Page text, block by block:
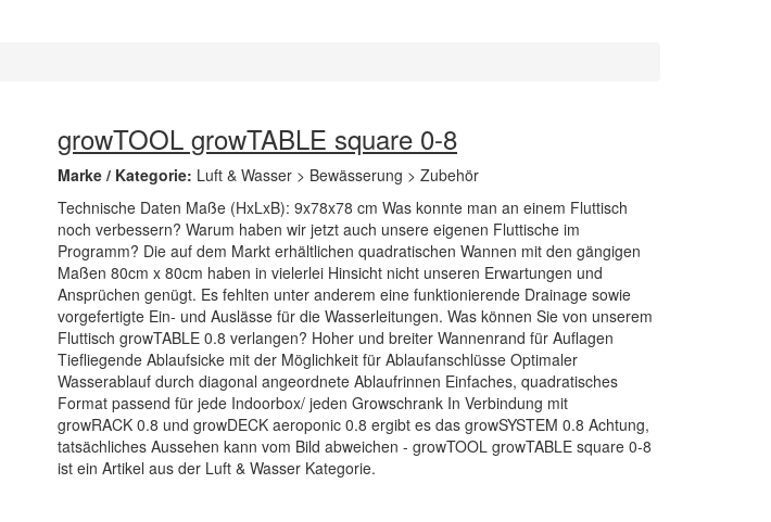
growTOOL growTABLE square 0-8
Marke / Kategorie: Luft & Wasser > Bewässerung > Zubehör
Technische Daten Maße (HxLxB): 9x78x78 cm Was konnte man an einem Fluttisch
noch verbessern? Warum haben wir jetzt auch unsere eigenen Fluttische im
Programm? Die auf dem Markt erhältlichen quadratischen Wannen mit den gängigen
Maßen 80cm x 80cm haben in vielerlei Hinsicht nicht unseren Erwartungen und
Ansprüchen genügt. Es fehlten unter anderem eine funktionierende Drainage sowie
vorgefertigte Ein- und Auslässe für die Wasserleitungen. Was können Sie von unserem
Fluttisch growTABLE 0.8 verlangen? Hoher und breiter Wannenrand für Auflagen
Tiefliegende Ablaufsicke mit der Möglichkeit für Ablaufanschlüsse Optimaler
Wasserablauf durch diagonal angeordnete Ablaufrinnen Einfaches, quadratisches
Format passend für jede Indoorbox/ jeden Growschrank In Verbindung mit
growRACK 0.8 und growDECK aeroponic 0.8 ergibt es das growSYSTEM 0.8 Achtung,
tatsächliches Aussehen kann vom Bild abweichen - growTOOL growTABLE square 0-8
ist ein Artikel aus der Luft & Wasser Kategorie.